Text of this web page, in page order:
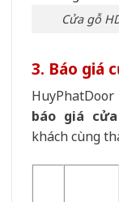
Cửa gỗ
3. Báo giá
báo giá
khách cùng